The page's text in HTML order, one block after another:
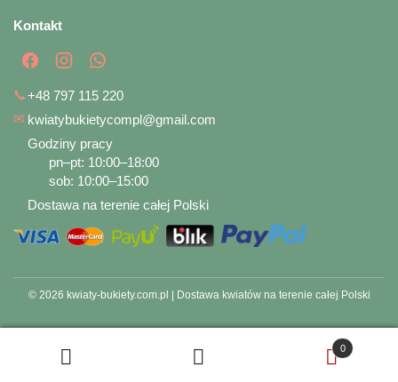
Kontakt
📞+48 797 115 220
✉ kwiatybukietycompl@gmail.com
Godziny pracy
pn–pt: 10:00–18:00
sob: 10:00–15:00
Dostawa na terenie całej Polski
0
© 2026 kwiaty-bukiety.com.pl | Dostawa kwiatów na terenie całej Polski